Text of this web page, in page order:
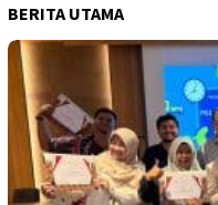
BERITA UTAMA